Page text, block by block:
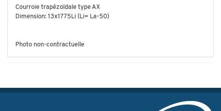
Courroie trapézoïdale type AX
Dimension: 13x1775Li (Li= La-50)
Photo non-contractuelle